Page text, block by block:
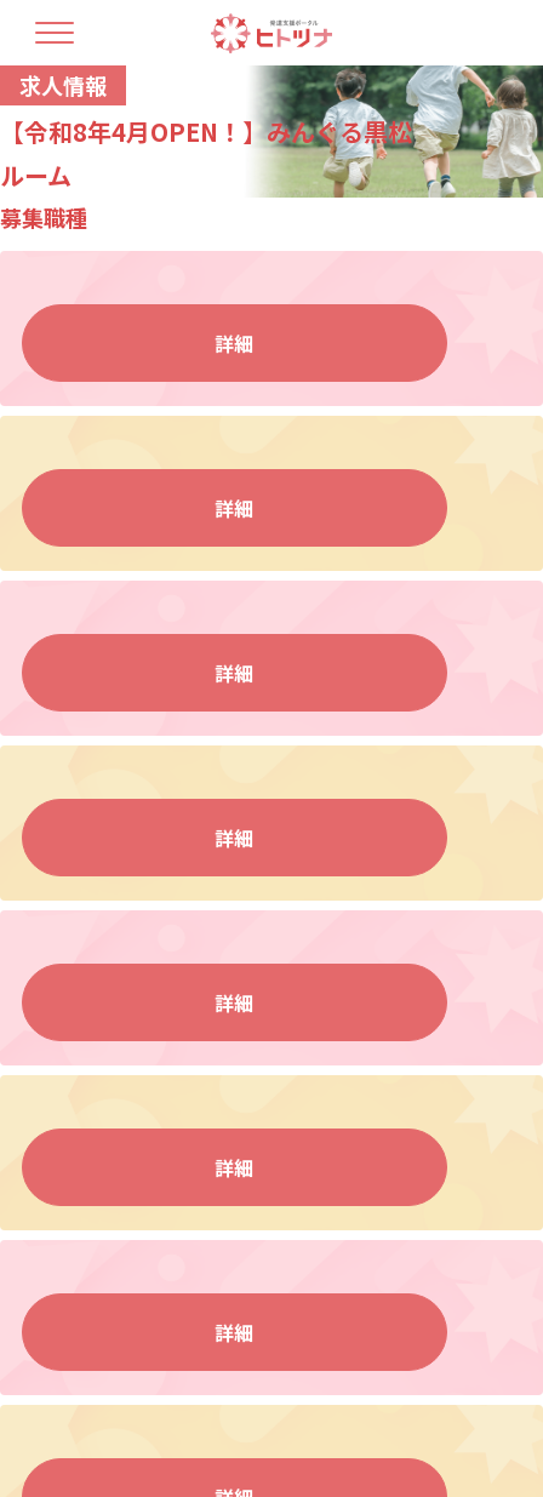
TOP
ヒトツナについて
支援プラン
療育人材育成
開業コラム
最新情報
お問い合せ・資料請求
求人情報
【令和8年4月OPEN！】みんぐる黒松
ルーム
募集職種
詳細
詳細
詳細
詳細
詳細
詳細
詳細